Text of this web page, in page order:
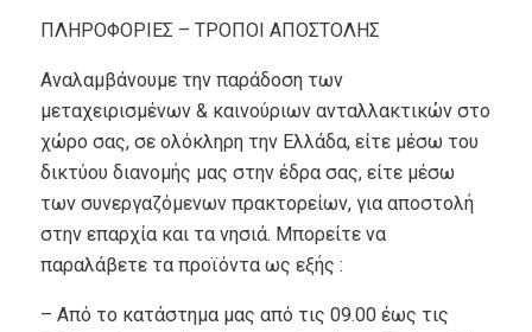
ΠΛΗΡΟΦΟΡΙΕΣ – ΤΡΟΠΟΙ ΑΠΟΣΤΟΛΗΣ
Αναλαμβάνουμε την παράδοση των
μεταχειρισμένων & καινούριων ανταλλακτικών στο
χώρο σας, σε ολόκληρη την Ελλάδα, είτε μέσω του
δικτύου διανομής μας στην έδρα σας, είτε μέσω
των συνεργαζόμενων πρακτορείων, για αποστολή
στην επαρχία και τα νησιά. Μπορείτε να
παραλάβετε τα προϊόντα ως εξής :
– Από το κατάστημα μας από τις 09.00 έως τις